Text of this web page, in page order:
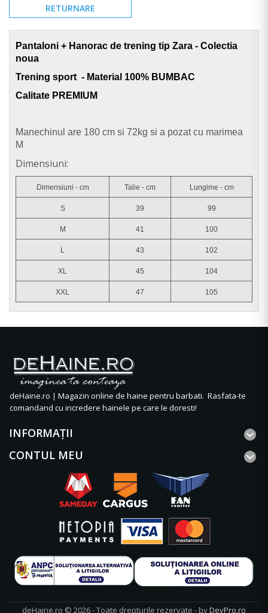
RETURNARE
Pantaloni + Hanorac de trening tip Zara - Colectia
noua
Trening sport - Material 100% BUMBAC
Calitate PREMIUM
Manechinul are 180 cm si 72kg si a pozat cu marimea
M
Dimensiuni:
Dimensiuni - cm Talie - cm Lungime - cm
S 39 99
M 41 100
L 43 102
XL 45 104
XXL 47 105
deHaine.ro | Magazin online de haine pentru barbati. Rasfata-te
comandand cu incredere hainele pe care le doresti!
INFORMAŢII
CONTUL MEU
deHaine.ro © 2026 - Toate drepturile rezervate - byDevPro.ro